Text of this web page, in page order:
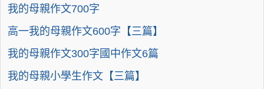
我的母親作文700字
高一我的母親作文600字【三篇】
我的母親作文300字國中作文6篇
我的母親小學生作文【三篇】